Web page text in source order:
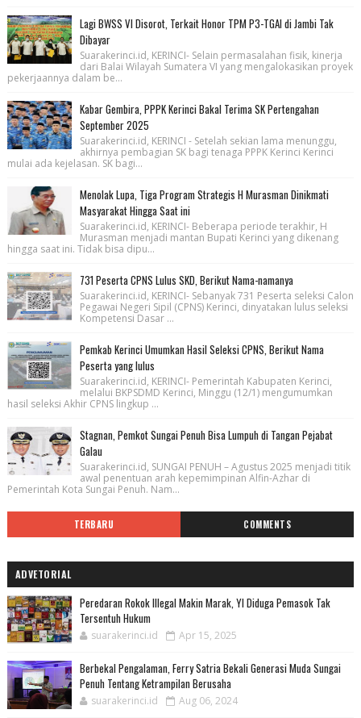
Lagi BWSS VI Disorot, Terkait Honor TPM P3-TGAI di Jambi Tak
Dibayar
Suarakerinci.id, KERINCI- Selain permasalahan fisik, kinerja
dari Balai Wilayah Sumatera VI yang mengalokasikan proyek
pekerjaannya dalam be...
Kabar Gembira, PPPK Kerinci Bakal Terima SK Pertengahan
September 2025
Suarakerinci.id, KERINCI - Setelah sekian lama menunggu,
akhirnya pembagian SK bagi tenaga PPPK Kerinci Kerinci
mulai ada kejelasan. SK bagi...
Menolak Lupa, Tiga Program Strategis H Murasman Dinikmati
Masyarakat Hingga Saat ini
Suarakerinci.id, KERINCI- Beberapa periode terakhir, H
Murasman menjadi mantan Bupati Kerinci yang dikenang
hingga saat ini. Tidak bisa dipu...
731 Peserta CPNS Lulus SKD, Berikut Nama-namanya
Suarakerinci.id, KERINCI- Sebanyak 731 Peserta seleksi Calon
Pegawai Negeri Sipil (CPNS) Kerinci, dinyatakan lulus seleksi
Kompetensi Dasar ...
Pemkab Kerinci Umumkan Hasil Seleksi CPNS, Berikut Nama
Peserta yang lulus
Suarakerinci.id, KERINCI- Pemerintah Kabupaten Kerinci,
melalui BKPSDMD Kerinci, Minggu (12/1) mengumumkan
hasil seleksi Akhir CPNS lingkup ...
Stagnan, Pemkot Sungai Penuh Bisa Lumpuh di Tangan Pejabat
Galau
Suarakerinci.id, SUNGAI PENUH – Agustus 2025 menjadi titik
awal penentuan arah kepemimpinan Alfin-Azhar di
Pemerintah Kota Sungai Penuh. Nam...
TERBARU COMMENTS
ADVETORIAL
Peredaran Rokok Illegal Makin Marak, YI Diduga Pemasok Tak
Tersentuh Hukum
suarakerinci.id Apr 15, 2025
Berbekal Pengalaman, Ferry Satria Bekali Generasi Muda Sungai
Penuh Tentang Ketrampilan Berusaha
suarakerinci.id Aug 06, 2024